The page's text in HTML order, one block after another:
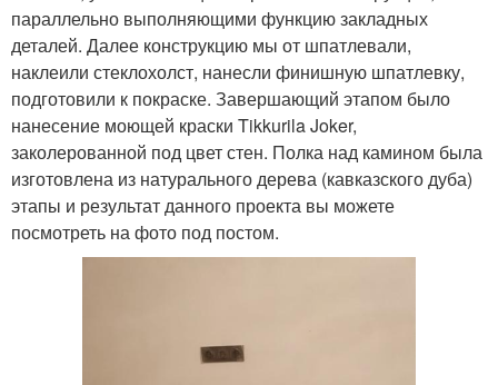
параллельно выполняющими функцию закладных
деталей. Далее конструкцию мы от шпатлевали,
наклеили стеклохолст, нанесли финишную шпатлевку,
подготовили к покраске. Завершающий этапом было
нанесение моющей краски Tikkurila Joker,
заколерованной под цвет стен. Полка над камином была
изготовлена из натурального дерева (кавказского дуба)
этапы и результат данного проекта вы можете
посмотреть на фото под постом.